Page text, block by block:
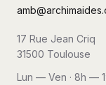
17 Rue Jean Criq
31500 Toulouse
Lun — Ven · 8h —